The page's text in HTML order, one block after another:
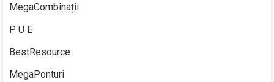
MegaCombinații
P U E
BestResource
MegaPonturi